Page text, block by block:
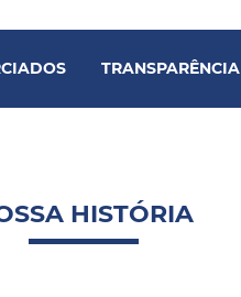
TRANSPARÊNCIA
HISTÓRIA